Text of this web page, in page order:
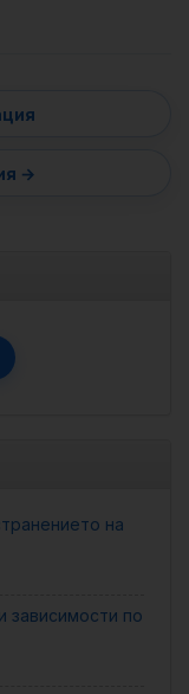
на
зависимости по